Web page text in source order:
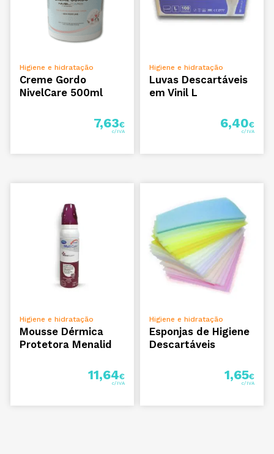
ADICIONAR
Higiene e hidratação
Creme Gordo
NivelCare 500ml
7,63€
ADICIONAR
Higiene e hidratação
Luvas Descartáveis
em Vinil L
6,40€
ADICIONAR
Higiene e hidratação
Mousse Dérmica
Protetora Menalid
11,64€
ADICIONAR
Higiene e hidratação
Esponjas de Higiene
Descartáveis
1,65€